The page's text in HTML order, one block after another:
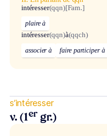
intéresser(qqn)[Fam.]
plaire à
intéresser(qqn)à(qqch)
associer à faire participer à
s’intéresser
v. (1er gr.)